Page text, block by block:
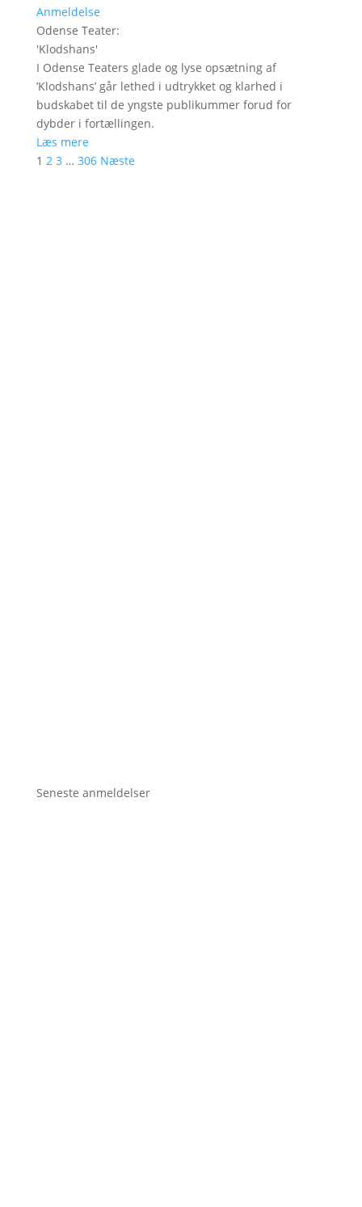
Anmeldelse
Odense Teater:
'Klodshans'
I Odense Teaters glade og lyse opsætning af
’Klodshans’ går lethed i udtrykket og klarhed i
budskabet til de yngste publikummer forud for
dybder i fortællingen.
Læs mere
1 2 3 … 306 Næste
Seneste anmeldelser